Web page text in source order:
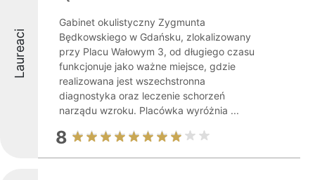
Laureaci
Gabinet okulistyczny Zygmunta
Będkowskiego w Gdańsku, zlokalizowany
przy Placu Wałowym 3, od długiego czasu
funkcjonuje jako ważne miejsce, gdzie
realizowana jest wszechstronna
diagnostyka oraz leczenie schorzeń
narządu wzroku. Placówka wyróżnia ...
8